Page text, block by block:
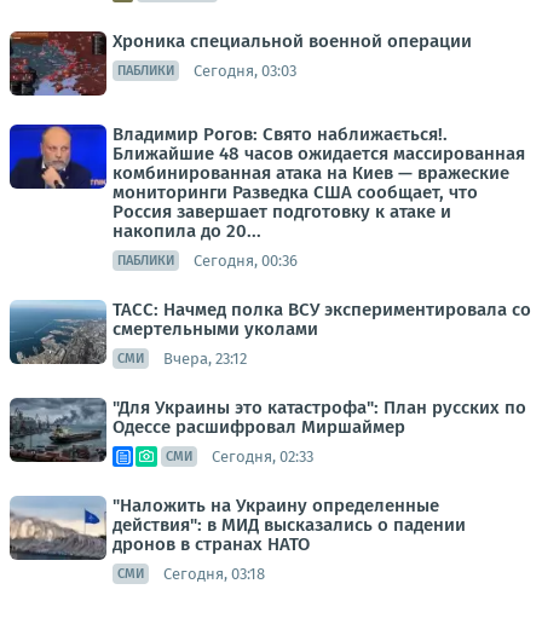
Хроника специальной военной операции
ПАБЛИКИ Сегодня, 03:03
Владимир Рогов: Свято наближається!.
Ближайшие 48 часов ожидается массированная
комбинированная атака на Киев — вражеские
мониторинги Разведка США сообщает, что
Россия завершает подготовку к атаке и
накопила до 20...
ПАБЛИКИ Сегодня, 00:36
ТАСС: Начмед полка ВСУ экспериментировала со
смертельными уколами
СМИ Вчера, 23:12
"Для Украины это катастрофа": План русских по
Одессе расшифровал Миршаймер
СМИ Сегодня, 02:33
"Наложить на Украину определенные
действия": в МИД высказались о падении
дронов в странах НАТО
СМИ Сегодня, 03:18